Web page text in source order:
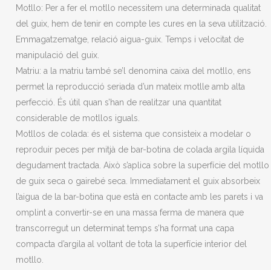
Motllo: Per a fer el motllo necessitem una determinada qualitat
del guix, hem de tenir en compte les cures en la seva utilització.
Emmagatzematge, relació aigua-guix. Temps i velocitat de
manipulació del guix.
Matriu: a la matriu també se’l denomina caixa del motllo, ens
permet la reproducció seriada d’un mateix motlle amb alta
perfecció. És útil quan s’han de realitzar una quantitat
considerable de motllos iguals.
Motllos de colada: és el sistema que consisteix a modelar o
reproduir peces per mitjà de bar-botina de colada argila líquida
degudament tractada. Això s’aplica sobre la superfície del motllo
de guix seca o gairebé seca. Immediatament el guix absorbeix
l’aigua de la bar-botina que està en contacte amb les parets i va
omplint a convertir-se en una massa ferma de manera que
transcorregut un determinat temps s’ha format una capa
compacta d’argila al voltant de tota la superfície interior del
motllo.